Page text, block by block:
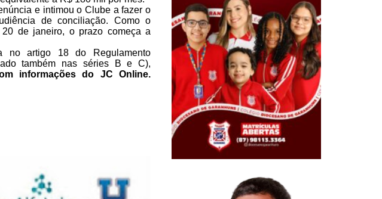
e intimou o Clube a fazer o
de conciliação. Como o
20 dejaneiro, o prazo começa a
no artigo 18 do Regulamento
também nas séries B e C),
informações do JC Online.